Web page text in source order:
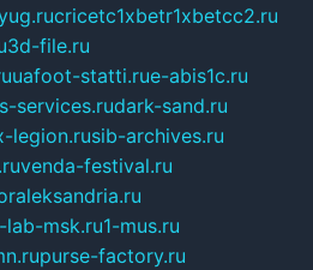
cricetc1xbetr1xbetcc2.ru
3d-file.ru
uafoot-statti.rue-abis1c.ru
services.rudark-sand.ru
legion.rusib-archives.ru
venda-festival.ru
lab-msk.ru1-mus.ru
purse-factory.ru